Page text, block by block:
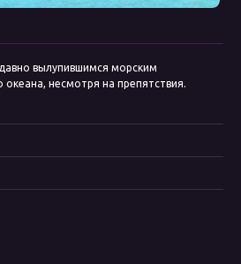
вылупившимся морским
несмотря на препятствия.